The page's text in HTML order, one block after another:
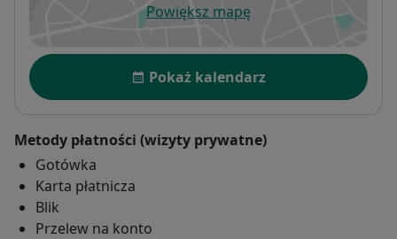
Powiększ mapęotwiera się w nowej karcie
Dostępność
Pokaż kalendarz
Metody płatności (wizyty prywatne)
Gotówka
Karta płatnicza
Blik
Przelew na konto